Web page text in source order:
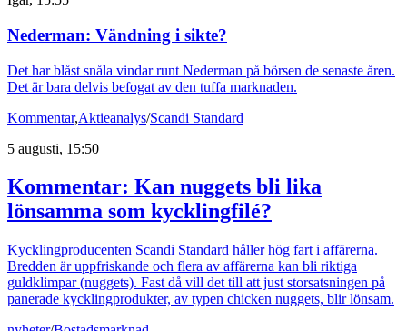
Nederman: Vändning i sikte?
Det har blåst snåla vindar runt Nederman på börsen de senaste åren.
Det är bara delvis befogat av den tuffa marknaden.
Kommentar,Aktieanalys/Scandi Standard
5 augusti, 15:50
Kommentar: Kan nuggets bli lika
lönsamma som kycklingfilé?
Kycklingproducenten Scandi Standard håller hög fart i affärerna.
Bredden är uppfriskande och flera av affärerna kan bli riktiga
guldklimpar (nuggets). Fast då vill det till att just storsatsningen på
panerade kycklingprodukter, av typen chicken nuggets, blir lönsam.